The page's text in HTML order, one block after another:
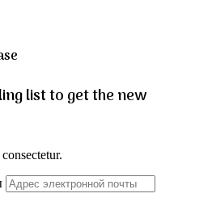
list to get the new